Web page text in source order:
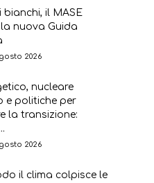
bianchi, il MASE
nuova Guida
2026
nucleare
e politiche per
la transizione:
2026
il clima colpisce le